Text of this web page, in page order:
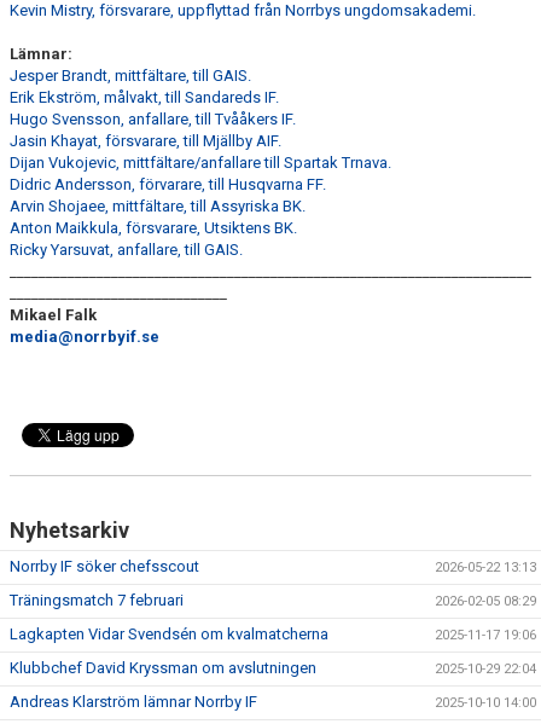
Kevin Mistry, försvarare, uppflyttad från Norrbys ungdomsakademi.
Lämnar:
Jesper Brandt, mittfältare, till GAIS.
Erik Ekström, målvakt, till Sandareds IF.
Hugo Svensson, anfallare, till Tvååkers IF.
Jasin Khayat, försvarare, till Mjällby AIF.
Dijan Vukojevic, mittfältare/anfallare till Spartak Trnava.
Didric Andersson, förvarare, till Husqvarna FF.
Arvin Shojaee, mittfältare, till Assyriska BK.
Anton Maikkula, försvarare, Utsiktens BK.
Ricky Yarsuvat, anfallare, till GAIS.
Mikael Falk
media@norrbyif.se
Nyhetsarkiv
Norrby IF söker chefsscout 2026-05-22 13:13
Träningsmatch 7 februari 2026-02-05 08:29
Lagkapten Vidar Svendsén om kvalmatcherna 2025-11-17 19:06
Klubbchef David Kryssman om avslutningen 2025-10-29 22:04
Andreas Klarström lämnar Norrby IF 2025-10-10 14:00